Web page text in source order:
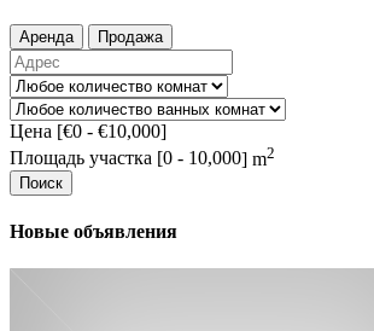
Аренда Продажа
Цена [€0 - €10,000]
Площадь участка [0 - 10,000] m2
Поиск
Новые объявления